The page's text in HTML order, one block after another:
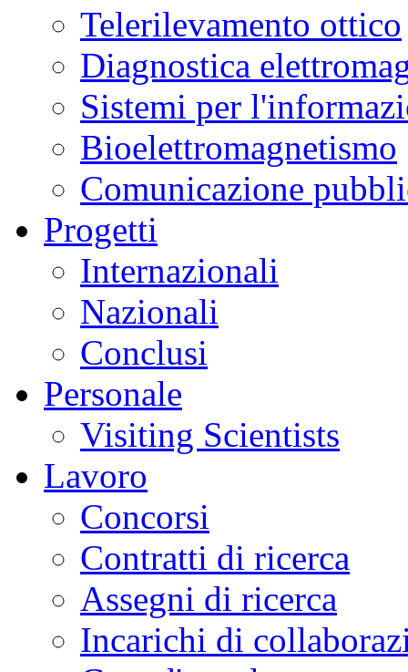
Telerilevamento ottico
Diagnostica
Sistemi per
Bioelettromagnetismo
Comunicazione
Progetti
Internazionali
Nazionali
Conclusi
Personale
Visiting Scientists
Lavoro
Concorsi
Contratti di ricerca
Assegni di ricerca
Incarichi di